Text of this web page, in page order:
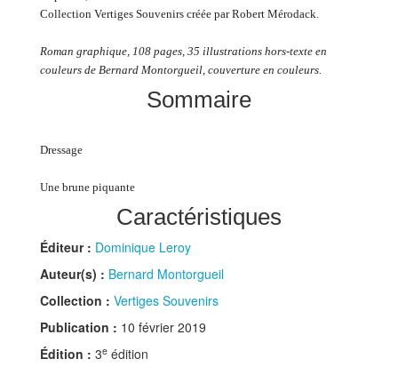
Collection Vertiges Souvenirs créée par Robert Mérodack.
Roman graphique, 108 pages, 35 illustrations hors-texte en
couleurs de Bernard Montorgueil, couverture en couleurs.
Sommaire
Dressage
Une brune piquante
Caractéristiques
Éditeur : Dominique Leroy
Auteur(s) : Bernard Montorgueil
Collection : Vertiges Souvenirs
Publication : 10 février 2019
Édition : 3e édition